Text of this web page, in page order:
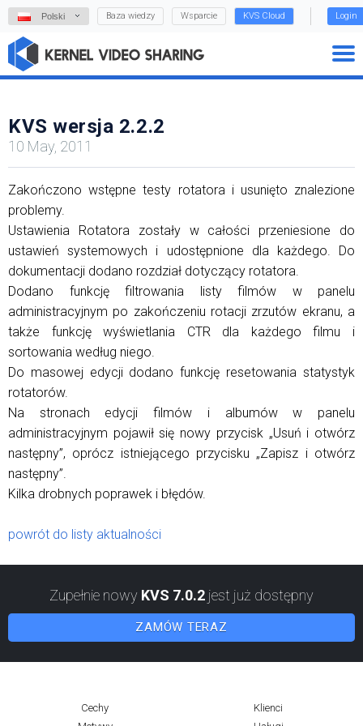
Polski Baza wiedzy Wsparcie KVS Cloud Login
KVS wersja 2.2.2
10 May, 2011
Zakończono wstępne testy rotatora i usunięto znalezione
problemy.
Ustawienia Rotatora zostały w całości przeniesione do
ustawień systemowych i udostępnione dla każdego. Do
dokumentacji dodano rozdział dotyczący rotatora.
Dodano funkcję filtrowania listy filmów w panelu
administracyjnym po zakończeniu rotacji zrzutów ekranu, a
także funkcję wyświetlania CTR dla każdego filmu i
sortowania według niego.
Do masowej edycji dodano funkcję resetowania statystyk
rotatorów.
Na stronach edycji filmów i albumów w panelu
administracyjnym pojawił się nowy przycisk „Usuń i otwórz
następny”, oprócz istniejącego przycisku „Zapisz i otwórz
następny”.
Kilka drobnych poprawek i błędów.
powrót do listy aktualności
Zupełnie nowy KVS 7.0.2 jest już dostępny
ZAMÓW TERAZ
Cechy
Klienci